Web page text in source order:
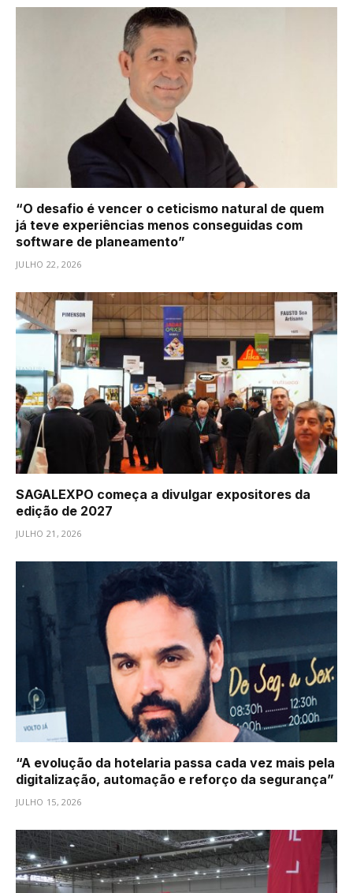
“O desafio é vencer o ceticismo natural de quem
já teve experiências menos conseguidas com
software de planeamento”
JULHO 22, 2026
SAGALEXPO começa a divulgar expositores da
edição de 2027
JULHO 21, 2026
“A evolução da hotelaria passa cada vez mais pela
digitalização, automação e reforço da segurança”
JULHO 15, 2026